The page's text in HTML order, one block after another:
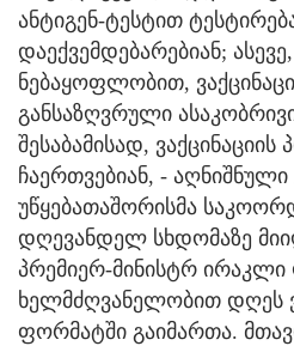
ანტიგენ-ტესტით
დაექვემდებარებიან;
ნებაყოფლობით,
განსაზღვრული
შესაბამისად, ვაქცინაციის
ჩაერთვებიან, -
უწყებათაშორისმა
დღევანდელ სხდომაზე
პრემიერ-მინისტრ ირაკლი
ხელმძღვანელობით დღეს
ფორმატში გაიმართა.